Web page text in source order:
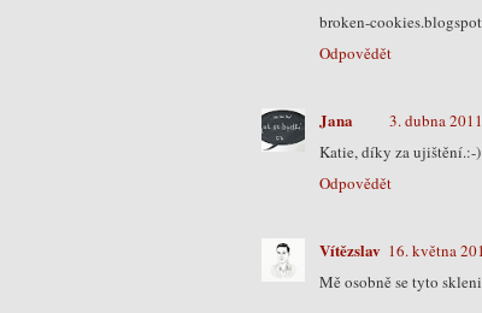
broken-
Odpovědět
Jana
3. dubna
Katie, díky za ujištění.:-)
Odpovědět
Vítězslav 16. května
Mě osobně se tyto